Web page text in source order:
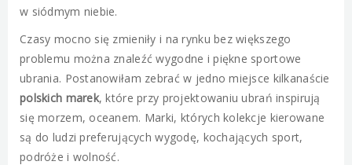
w siódmym niebie.
Czasy mocno się zmieniły i na rynku bez większego
problemu można znaleźć wygodne i piękne sportowe
ubrania. Postanowiłam zebrać w jedno miejsce kilkanaście
polskich marek, które przy projektowaniu ubrań inspirują
się morzem, oceanem. Marki, których kolekcje kierowane
są do ludzi preferujących wygodę, kochających sport,
podróże i wolność.